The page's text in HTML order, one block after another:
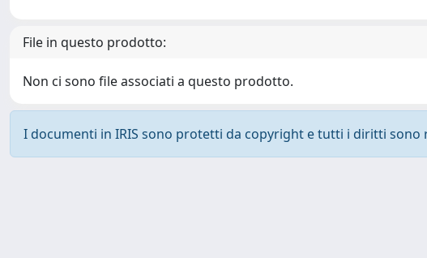
File in questo prodotto:
Non ci sono file associati a questo prodotto.
I documenti in IRIS sono protetti da copyright e tutti i diritti sono